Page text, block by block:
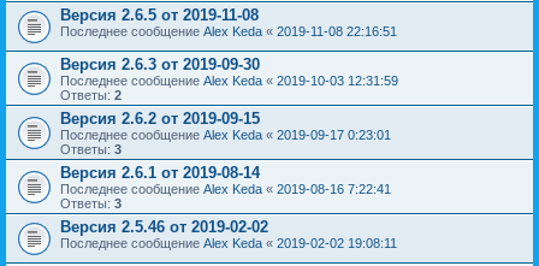
Версия 2.6.5 от 2019-11-08
Последнее сообщение Alex Keda « 2019-11-08 22:16:51
Версия 2.6.3 от 2019-09-30
Последнее сообщение Alex Keda « 2019-10-03 12:31:59
Ответы: 2
Версия 2.6.2 от 2019-09-15
Последнее сообщение Alex Keda « 2019-09-17 0:23:01
Ответы: 3
Версия 2.6.1 от 2019-08-14
Последнее сообщение Alex Keda « 2019-08-16 7:22:41
Ответы: 3
Версия 2.5.46 от 2019-02-02
Последнее сообщение Alex Keda « 2019-02-02 19:08:11